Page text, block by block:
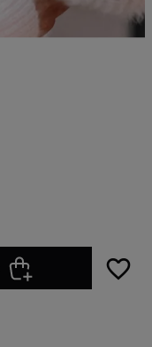
favorite_border